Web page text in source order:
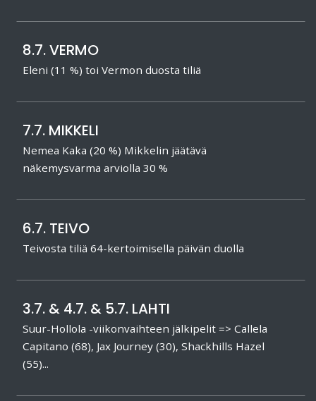
8.7. VERMO
Eleni (11 %) toi Vermon duosta tiliä
7.7. MIKKELI
Nemea Kaka (20 %) Mikkelin jäätävä
näkemysvarma arviolla 30 %
6.7. TEIVO
Teivosta tiliä 64-kertoimisella päivän duolla
3.7. & 4.7. & 5.7. LAHTI
Suur-Hollola -viikonvaihteen jälkipelit => Callela
Capitano (68), Jax Journey (30), Shackhills Hazel
(55)...